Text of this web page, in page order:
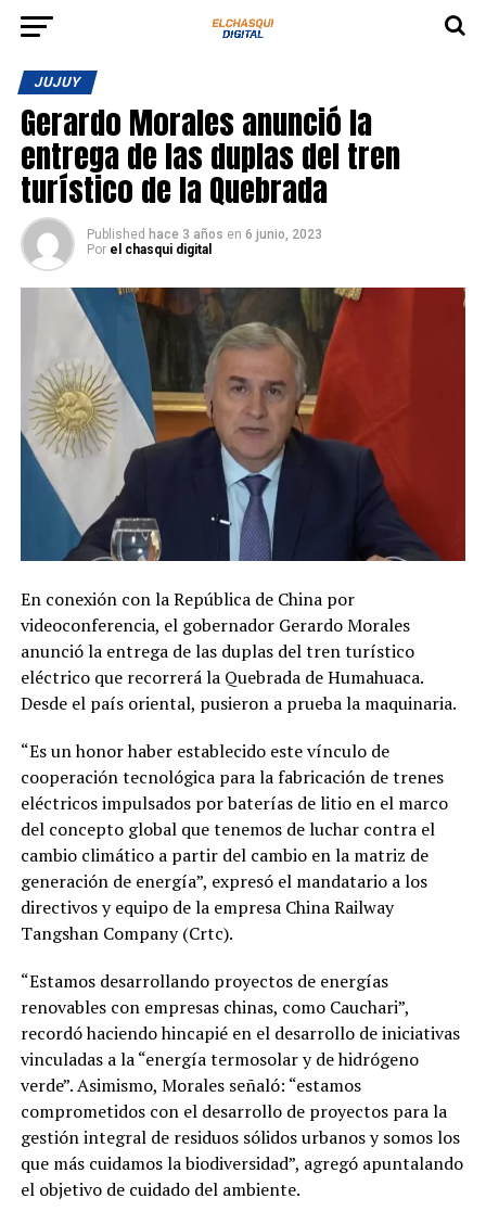
JUJUY
Gerardo Morales anunció la
entrega de las duplas del tren
turístico de la Quebrada
Published hace 3 años en 6 junio, 2023
Por el chasqui digital
En conexión con la República de China por
videoconferencia, el gobernador Gerardo Morales
anunció la entrega de las duplas del tren turístico
eléctrico que recorrerá la Quebrada de Humahuaca.
Desde el país oriental, pusieron a prueba la maquinaria.
“Es un honor haber establecido este vínculo de
cooperación tecnológica para la fabricación de trenes
eléctricos impulsados por baterías de litio en el marco
del concepto global que tenemos de luchar contra el
cambio climático a partir del cambio en la matriz de
generación de energía”, expresó el mandatario a los
directivos y equipo de la empresa China Railway
Tangshan Company (Crtc).
“Estamos desarrollando proyectos de energías
renovables con empresas chinas, como Cauchari”,
recordó haciendo hincapié en el desarrollo de iniciativas
vinculadas a la “energía termosolar y de hidrógeno
verde”. Asimismo, Morales señaló: “estamos
comprometidos con el desarrollo de proyectos para la
gestión integral de residuos sólidos urbanos y somos los
que más cuidamos la biodiversidad”, agregó apuntalando
el objetivo de cuidado del ambiente.